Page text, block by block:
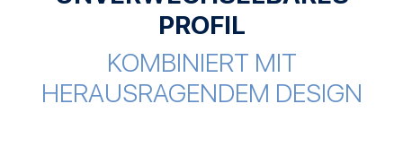
PROFIL
KOMBINIERT MIT
HERAUSRAGENDEM DESIGN